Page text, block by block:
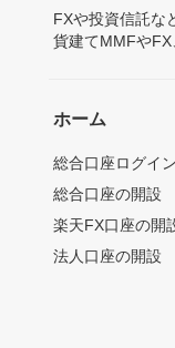
FXや投資信託な
貨建てMMFや
ホーム
総合口座ログイン
総合口座の開設
楽天FX口座の開
法人口座の開設